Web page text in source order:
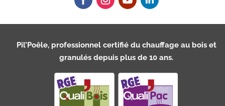
Pil’Poêle, professionnel certifié du chauffage au bois et
granulés depuis plus de 10 ans.